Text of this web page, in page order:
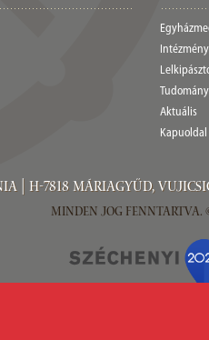
Aktuális
Kapuoldal
7818 Máriagyűd, Vujicsics
Minden jog fenntartva. ©